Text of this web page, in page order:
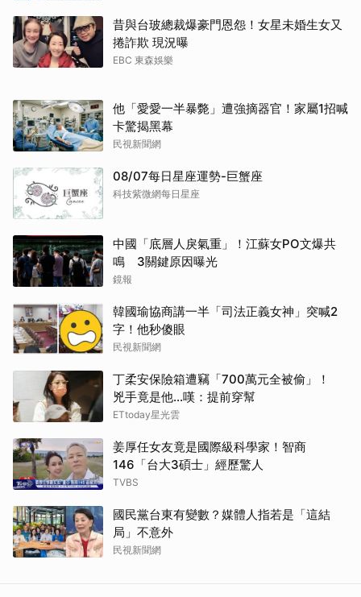
昔與台玻總裁爆豪門恩怨！女星未婚生女又
捲詐欺 現況曝
EBC 東森娛樂
他「愛愛一半暴斃」遭強摘器官！家屬1招喊
卡驚揭黑幕
民視新聞網
08/07每日星座運勢-巨蟹座
科技紫微網每日星座
中國「底層人戾氣重」！江蘇女PO文爆共
鳴 3關鍵原因曝光
鏡報
韓國瑜協商講一半「司法正義女神」突喊2
字！他秒傻眼
民視新聞網
丁柔安保險箱遭竊「700萬元全被偷」！
兇手竟是他...嘆：提前穿幫
ETtoday星光雲
姜厚任女友竟是國際級科學家！智商
146「台大3碩士」經歷驚人
TVBS
國民黨台東有變數？媒體人指若是「這結
局」不意外
民視新聞網